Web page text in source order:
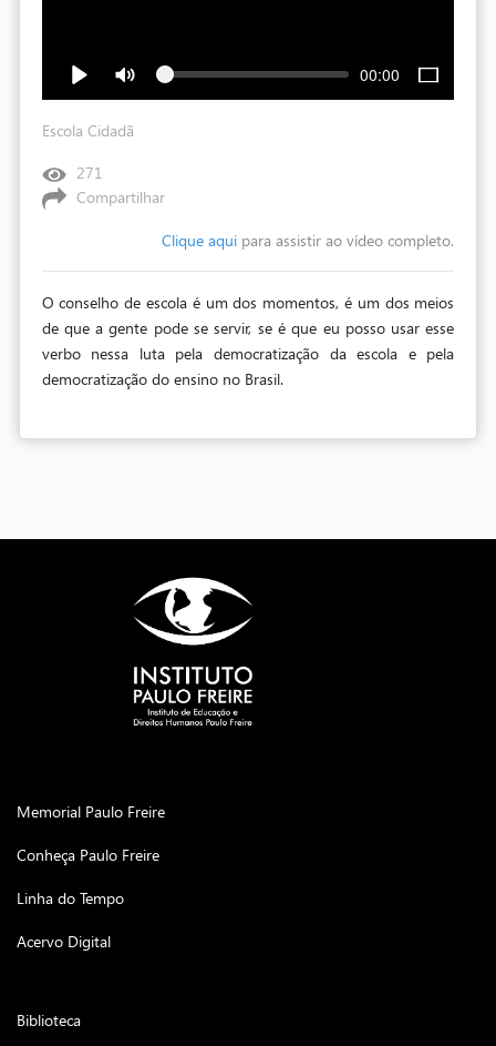
00:00
Escola Cidadã
271
Compartilhar
Clique aqui para assistir ao vídeo completo.
O conselho de escola é um dos momentos, é um dos meios
de que a gente pode se servir, se é que eu posso usar esse
verbo nessa luta pela democratização da escola e pela
democratização do ensino no Brasil.
Memorial Paulo Freire
Conheça Paulo Freire
Linha do Tempo
Acervo Digital
Biblioteca